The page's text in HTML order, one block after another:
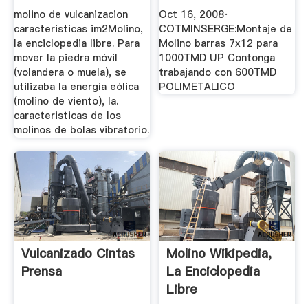
molino de vulcanizacion
caracteristicas im2Molino,
la enciclopedia libre. Para
mover la piedra móvil
(volandera o muela), se
utilizaba la energía eólica
(molino de viento), la.
caracteristicas de los
molinos de bolas vibratorio.
Oct 16, 2008·
COTMINSERGE:Montaje de
Molino barras 7x12 para
1000TMD UP Contonga
trabajando con 600TMD
POLIMETALICO
Vulcanizado Cintas
Prensa
Molino Wikipedia,
La Enciclopedia
Libre